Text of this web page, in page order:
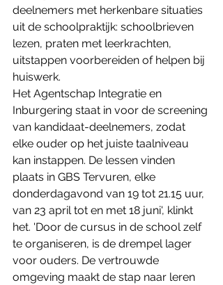
deelnemers met herkenbare situaties
uit de schoolpraktijk: schoolbrieven
lezen, praten met leerkrachten,
uitstappen voorbereiden of helpen bij
huiswerk.
Het Agentschap Integratie en
Inburgering staat in voor de screening
van kandidaat-deelnemers, zodat
elke ouder op het juiste taalniveau
kan instappen. De lessen vinden
plaats in GBS Tervuren, elke
donderdagavond van 19 tot 21.15 uur,
van 23 april tot en met 18 juni', klinkt
het. 'Door de cursus in de school zelf
te organiseren, is de drempel lager
voor ouders. De vertrouwde
omgeving maakt de stap naar leren